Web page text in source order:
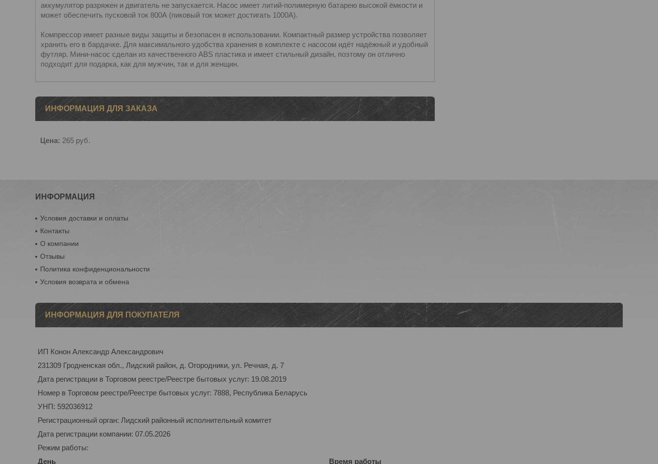
аккумулятор разряжен и двигатель не запускается. Насос имеет литий-полимерную батарею высокой ёмкости и
может обеспечить пусковой ток 800А (пиковый ток может достигать 1000А).
Компрессор имеет разные виды защиты и безопасен в использовании. Компактный размер устройства позволяет
хранить его в бардачке. Для максимального удобства хранения в комплекте с насосом идёт надёжный и удобный
футляр. Мини-насос сделан из качественного ABS пластика и имеет стильный дизайн, поэтому он отлично
подходит для подарка, как для мужчин, так и для женщин.
ИНФОРМАЦИЯ ДЛЯ ЗАКАЗА
Цена: 265 руб.
ИНФОРМАЦИЯ
Условия доставки и оплаты
Контакты
О компании
Отзывы
Политика конфиденциональности
Условия возврата и обмена
ИНФОРМАЦИЯ ДЛЯ ПОКУПАТЕЛЯ
ИП Конон Александр Александрович
231309 Гродненская обл., Лидский район, д. Огородники, ул. Речная, д. 7
Дата регистрации в Торговом реестре/Реестре бытовых услуг: 19.08.2019
Номер в Торговом реестре/Реестре бытовых услуг: 7888, Республика Беларусь
УНП: 592036912
Регистрационный орган: Лидский районный исполнительный комитет
Дата регистрации компании: 07.05.2026
Режим работы:
День
Время работы